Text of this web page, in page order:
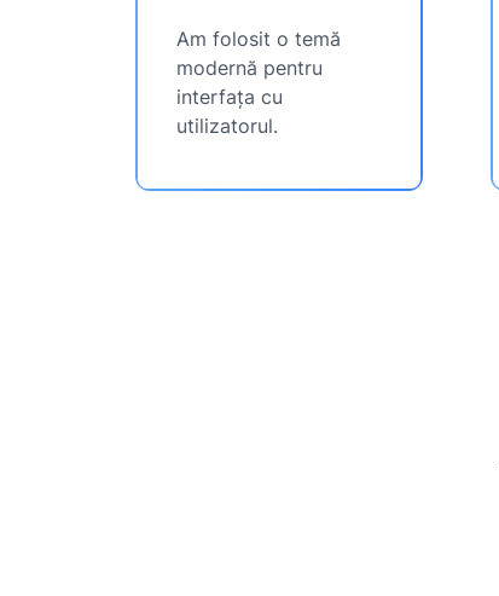
Am folosit o temă
modernă pentru
interfața cu
utilizatorul.